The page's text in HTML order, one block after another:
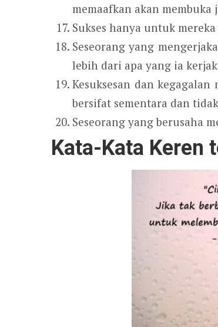
memaafkan akan
Sukses hanya untuk
Seseorang yang
lebih dari apa yang ia
Kesuksesan dan
bersifat sementara dan
Seseorang yang berusaha
Kata-Kata Keren